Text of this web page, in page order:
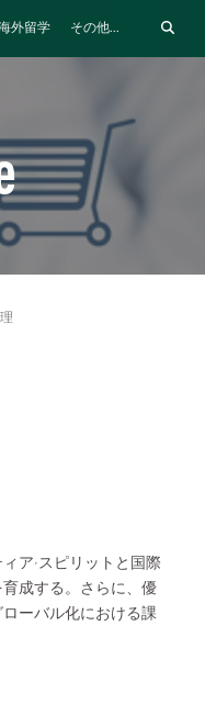
外留学 その他...
ア‧スピリットと国際
成する。さらに、優
ーバル化における課